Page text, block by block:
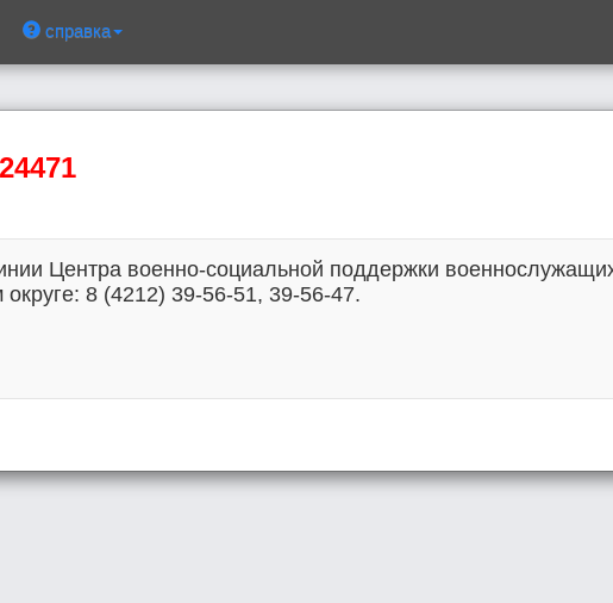
справка
24471
Центра военно-социальной поддержки
8 (4212) 39-56-51, 39-56-47.